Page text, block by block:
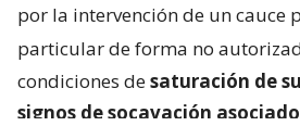
por la intervención de un cauce
particular de forma no
condiciones desaturación de
signos de socavación